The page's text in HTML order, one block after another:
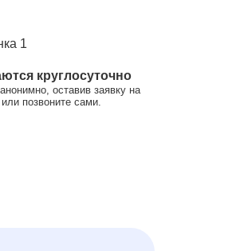
круглосуточно
оставив заявку на
позвоните сами.